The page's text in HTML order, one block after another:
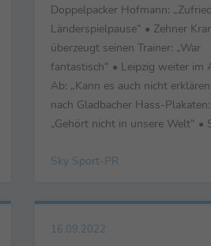
Doppelpacker Hofmann:
Länderspielpause“ • Zehner
überzeugt seinen Trainer: „War
fantastisch“ • Leipzig weiter im
Ab: „Kann es auch nicht
nach Gladbacher Hass-Plakaten:
„Gehört nicht in unsere Welt“ •
Thomas Müller: „War ein
wichtigsten Stimmen zum tipico
Sky Sport-PR
16.09.2022